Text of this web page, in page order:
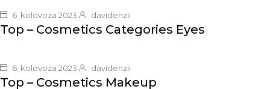
6. kolovoza 2023. davidenzii
Top – Cosmetics Categories Eyes
6. kolovoza 2023. davidenzii
Top – Cosmetics Makeup